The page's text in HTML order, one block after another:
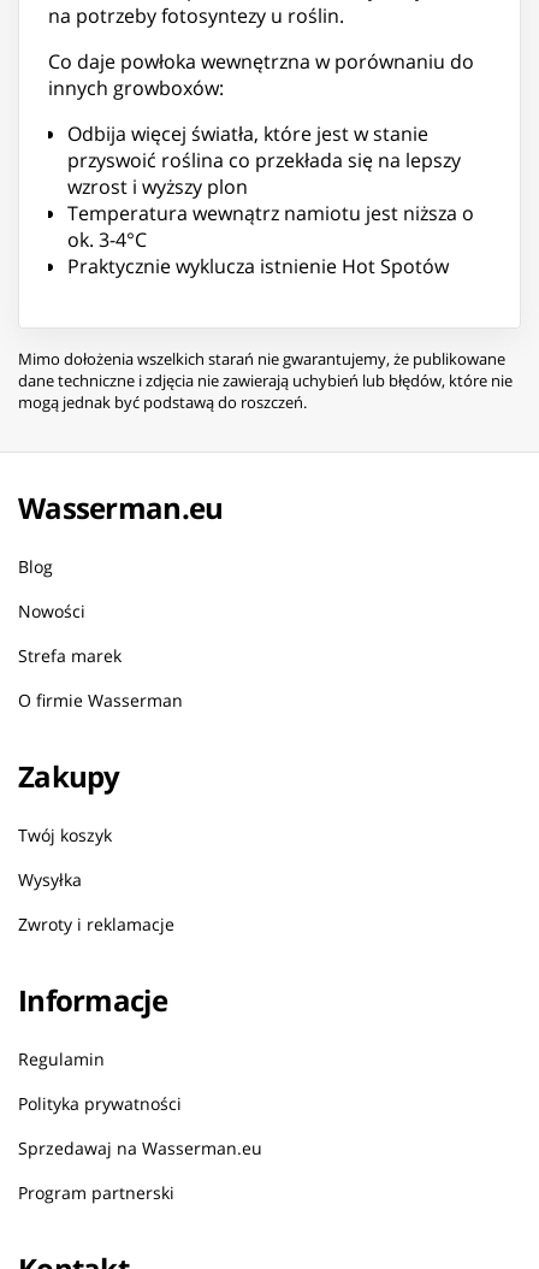
na potrzeby fotosyntezy u roślin.
Co daje powłoka wewnętrzna w porównaniu do
innych growboxów:
Odbija więcej światła, które jest w stanie
przyswoić roślina co przekłada się na lepszy
wzrost i wyższy plon
Temperatura wewnątrz namiotu jest niższa o
ok. 3-4°C
Praktycznie wyklucza istnienie Hot Spotów
Mimo dołożenia wszelkich starań nie gwarantujemy, że publikowane
dane techniczne i zdjęcia nie zawierają uchybień lub błędów, które nie
mogą jednak być podstawą do roszczeń.
Wasserman.eu
Blog
Nowości
Strefa marek
O firmie Wasserman
Zakupy
Twój koszyk
Wysyłka
Zwroty i reklamacje
Informacje
Regulamin
Polityka prywatności
Sprzedawaj na Wasserman.eu
Program partnerski